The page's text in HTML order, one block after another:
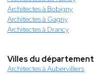
Architectes à Bobigny
Architectes à Gagny
Architectes à Drancy
Villes du département
Architectes à Aubervilliers